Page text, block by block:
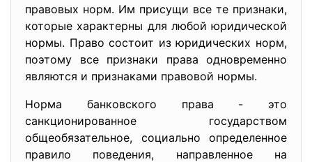
правовых норм. Им присущи все те признаки,
которые характерны для любой юридической
нормы. Право состоит из юридических норм,
поэтому все признаки права одновременно
являются и признаками правовой нормы.
Норма банковского права - это
санкционированное государством
общеобязательное, социально определенное
правило поведения, направленное на